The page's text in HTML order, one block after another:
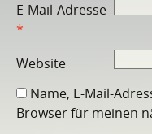
E-Mail-Adresse
*
Website
Name, E-Mail-
Browser für meinen